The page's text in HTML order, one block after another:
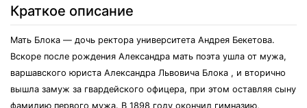
Краткое описание
Мать Блока — дочь ректора университета Андрея Бекетова.
Вскоре после рождения Александра мать поэта ушла от мужа,
варшавского юриста Александра Львовича Блока , и вторично
вышла замуж за гвардейского офицера, при этом оставляя сыну
фамилию первого мужа. В 1898 году окончил гимназию,